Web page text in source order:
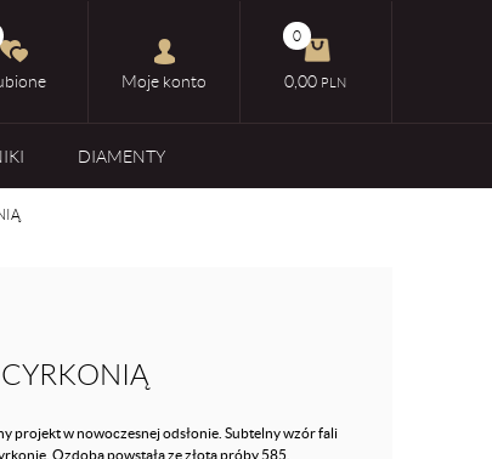
Moje konto
0
0,00 PLN
DIAMENTY
projekt w nowoczesnej odsłonie. Subtelny wzór fali
Ozdoba powstała ze złota próby 585.